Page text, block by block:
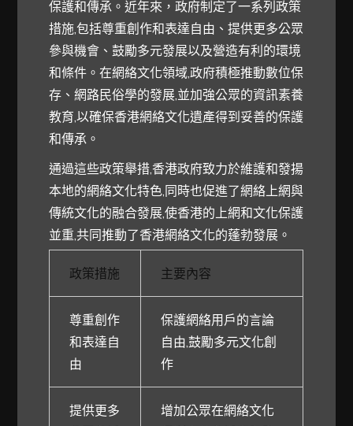
保護和傳承。近年來，政府制定了一系列政策
措施,包括尊重創作和表達自由、提供更多公眾
參與機會、鼓勵多元發展以及營造有利的環境
和條件。在網絡文化領域,政府積極推動數位保
存、網路民俗學的發展,並加強公眾的資訊素養
教育,以確保香港網絡文化遺產得到妥善的保護
和傳承。
通過這些政策舉措,香港政府致力於維護和發揚
本地的網絡文化特色,同時也促進了網絡上網與
傳統文化的融合發展,使香港的上網和文化保護
並重,共同推動了香港網絡文化的蓬勃發展。
政策措施 主要內容
尊重創作
和表達自
由
保護網絡用戶的言論
自由,鼓勵多元文化創
作
提供更多
增加公眾在網絡文化